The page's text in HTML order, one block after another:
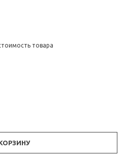
товара